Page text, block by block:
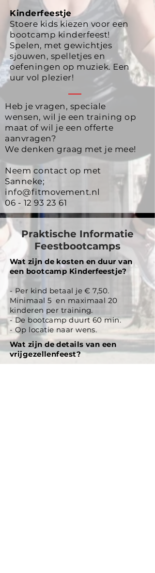
Kinderfeestje
Stoere kids kiezen voor een
bootcamp kinderfeest!
Spelen, met gewichtjes
sjouwen, spelletjes en
oefeningen op muziek. Een
uur vol plezier!
Heb je vragen, speciale
wensen, wil je een training op
maat of wil je een offerte
aanvragen?
We denken graag met je mee!
Neem contact op met
Sanneke;
info@fitmovement.nl
06 - 12 93 23 61
Praktische Informatie
Feestbootcamps
Wat zijn de kosten en duur van
een bootcamp Kinderfeestje?
- Per kind betaal je € 7,50.
Minimaal 5 en maximaal 20
kinderen per training.
- De bootcamp duurt 60 min.
- Op locatie naar wens.
Wat zijn de details van een
vrijgezellenfeest?